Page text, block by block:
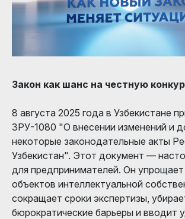
Закон как шанс на честную
8 августа 2025 года в Узбекистане
ЗРУ-1080 "О внесении изменений и
некоторые законодательные акты
Узбекистан". Этот документ —
для предпринимателей. Он
объектов интеллектуальной
сокращает сроки экспертизы,
бюрократические барьеры и вводит